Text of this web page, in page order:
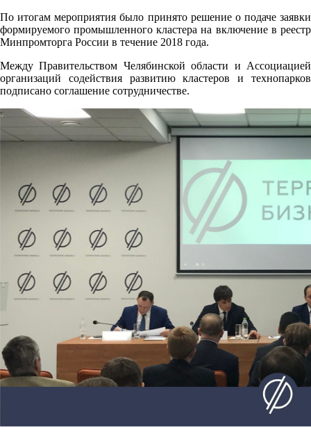
По итогам мероприятия было принято решение о подаче заявки
формируемого промышленного кластера на включение в реестр
Минпромторга России в течение 2018 года.
Между Правительством Челябинской области и Ассоциацией
организаций содействия развитию кластеров и технопарков
подписано соглашение сотрудничестве.